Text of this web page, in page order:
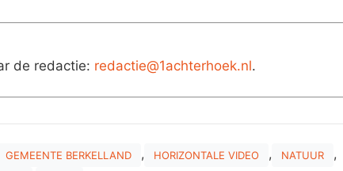
de redactie: redactie@1achterhoek.nl.
GEMEENTE BERKELLAND , HORIZONTALE VIDEO , NATUUR ,